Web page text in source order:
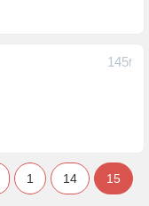
145F
1 14 15